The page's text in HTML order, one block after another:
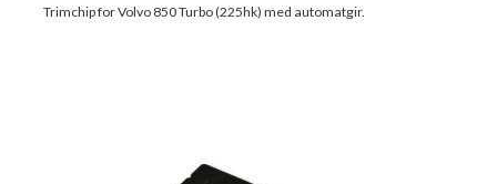
Trimchip for Volvo 850 Turbo (225hk) med automatgir.